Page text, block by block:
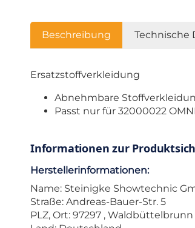
Beschreibung Technische
Ersatzstoffverkleidung
Abnehmbare
Passt nur für 32000022
Informationen zur
Herstellerinformationen:
Name: Steinigke Showtechnic
Straße: Andreas-Bauer-Str. 5
PLZ, Ort: 97297 , Waldbüttelbrunn